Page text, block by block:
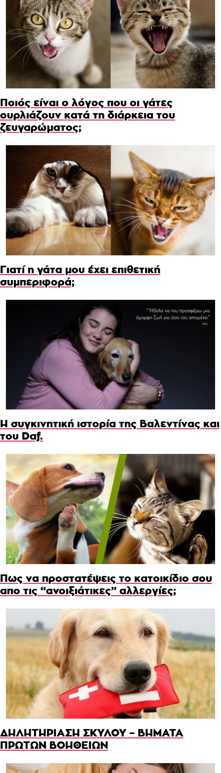
Ποιός είναι ο λόγος που οι γάτες
ουρλιάζουν κατά τη διάρκεια του
ζευγαρώματος;
Γιατί η γάτα μου έχει επιθετική
συμπεριφορά;
Η συγκινητική ιστορία της Βαλεντίνας και
του Daf.
Πως να προστατέψεις το κατοικίδιο σου
απο τις “ανοιξιάτικες” αλλεργίες;
ΔΗΛΗΤΗΡΙΑΣΗ ΣΚΥΛΟΥ – ΒΗΜΑΤΑ
ΠΡΩΤΩΝ ΒΟΗΘΕΙΩΝ